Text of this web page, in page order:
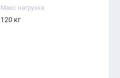
Макс нагрузка
120 кг